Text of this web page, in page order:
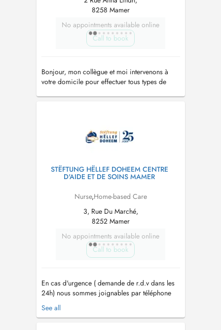
8258 Mamer
No appointments available online
Call to book
Bonjour, mon collègue et moi intervenons à
votre domicile pour effectuer tous types de
STËFTUNG HËLLEF DOHEEM CENTRE
D'AIDE ET DE SOINS MAMER
Nurse,Home-based Care
3, Rue Du Marché,
8252 Mamer
No appointments available online
Call to book
En cas d'urgence ( demande de r.d.v dans les
24h) nous sommes joignables par téléphone
24h/24 et 7j/7 au 40 20 80 41 00. - Depuis
1999 le plus grand réseau d'aide et de soins à
See all